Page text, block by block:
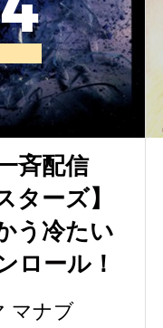
斉配信
ターズ】
う冷たい
ロール！
マナブ